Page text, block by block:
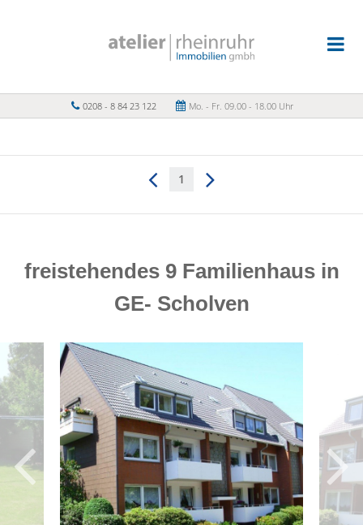
0208 - 8 84 23 122 Mo. - Fr. 09.00 - 18.00 Uhr
1
freistehendes 9 Familienhaus in
GE- Scholven